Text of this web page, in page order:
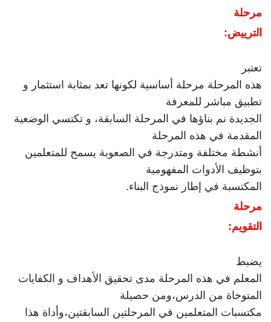
مرحلة
الترييض:
تعتبر
هذه المرحلة مرحلة أساسية لكونها تعد بمثابة استثمار و
تطبيق مباشر للمعرفة
الجديدة نم بناؤها في المرحلة السابقة، و تكتسي الوضعية
المقدمة في هذه المرحلة
أنشطة مختلفة ومتدرجة في الصعوبة يسمح للمتعلمين
بتوظيف الأدوات المفهومية
المكتسبة في إطار نموذج البناء.
مرحلة
التقويم:
يضبط
المعلم في هذه المرحلة مدى تحقيق الأهداف و الكفايات
المتوخاة من الدرس،ومن حصيلة
مكتسبات المتعلمين في المرحلتين السابقتين،وأداة هذا